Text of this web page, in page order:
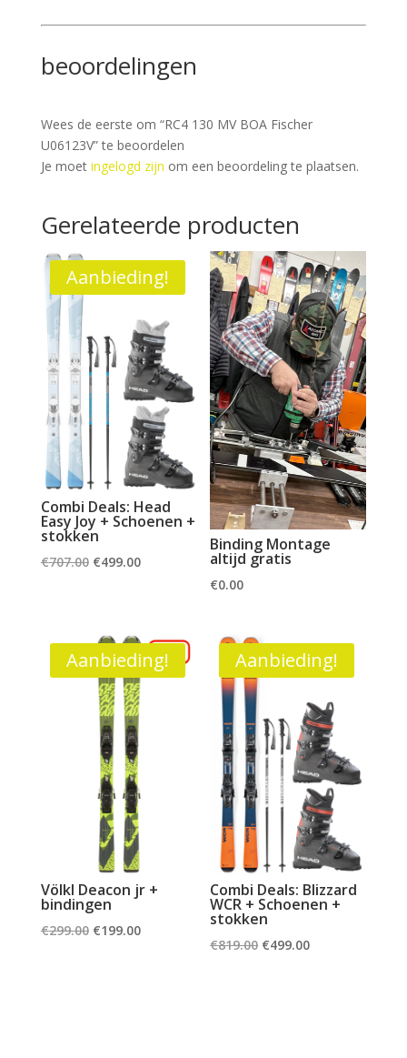
beoordelingen
Wees de eerste om “RC4 130 MV BOA Fischer
U06123V” te beoordelen
Je moet ingelogd zijn om een beoordeling te plaatsen.
Gerelateerde producten
Aanbieding!
Combi Deals: Head
Easy Joy + Schoenen +
stokken
€707.00 Oorspronkelijke
€707.00.
€499.00Huidige
Binding Montage
altijd gratis
€0.00
Aanbieding!
Völkl Deacon jr +
bindingen
€299.00 Oorspronkelijke
€199.00Huidige
Aanbieding!
Combi Deals: Blizzard
WCR + Schoenen +
stokken
€819.00 Oorspronkelijke
€499.00Huidige